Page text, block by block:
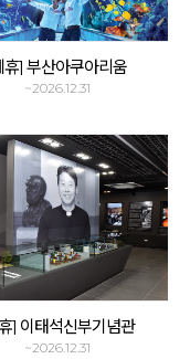
휴] 부산아쿠아리움
~2026.12.31
] 이태석신부기념관
~2026.12.31